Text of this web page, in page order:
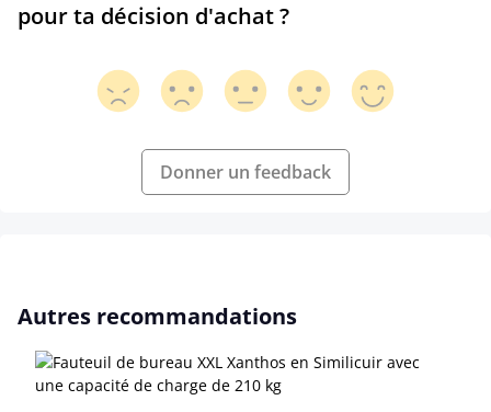
pour ta décision d'achat ?
Donner un feedback
Ignorer la galerie de produits
Autres recommandations